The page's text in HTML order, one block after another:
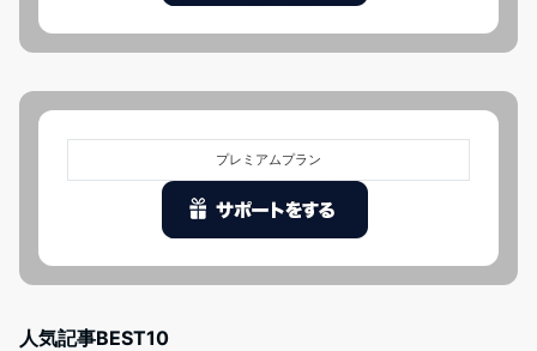
プレミアムプラン
人気記事BEST10